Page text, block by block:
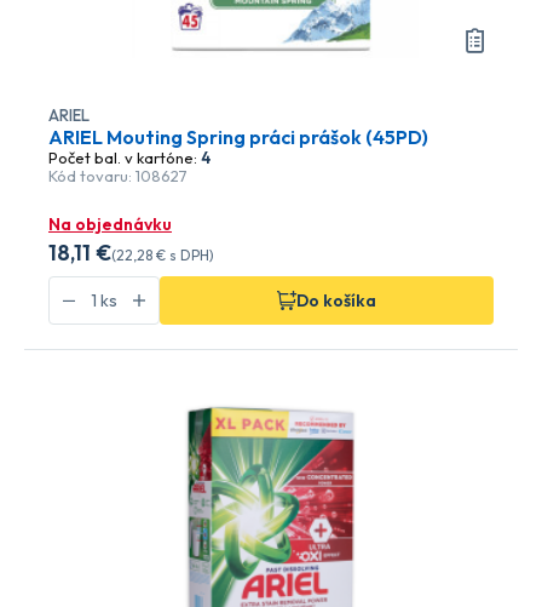
ARIEL
ARIEL Mouting Spring práci prášok (45PD)
Počet bal. v kartóne: 4
Kód tovaru: 108627
Na objednávku
18,11 €(22,28 € s DPH)
Do košíka